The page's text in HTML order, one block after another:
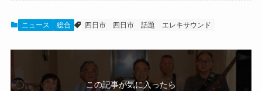
ニュース 総合 四日市 四日市 話題 エレキサウンド
この記事が気に入ったら